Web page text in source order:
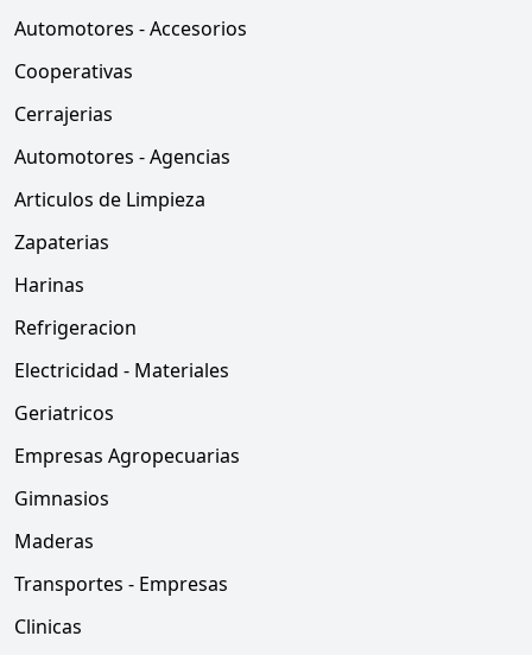
Automotores - Accesorios
Cooperativas
Cerrajerias
Automotores - Agencias
Articulos de Limpieza
Zapaterias
Harinas
Refrigeracion
Electricidad - Materiales
Geriatricos
Empresas Agropecuarias
Gimnasios
Maderas
Transportes - Empresas
Clinicas